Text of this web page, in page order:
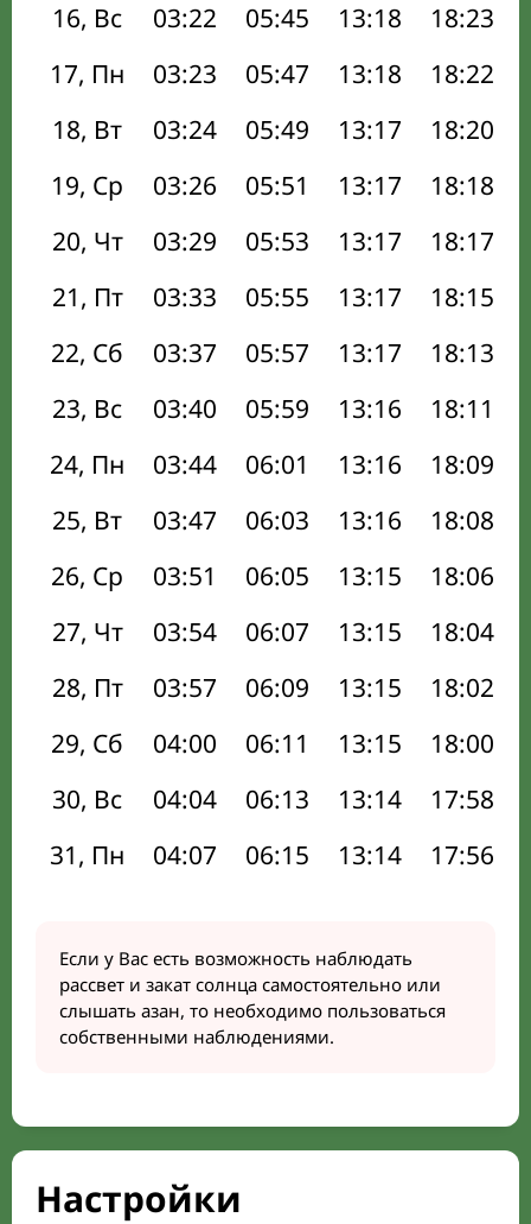
16, Вс
03:22 05:45 13:18 18:23
17, Пн
03:23 05:47 13:18 18:22
18, Вт
03:24 05:49 13:17 18:20
19, Ср
03:26 05:51 13:17 18:18
20, Чт
03:29 05:53 13:17 18:17
21, Пт
03:33 05:55 13:17 18:15
22, Сб
03:37 05:57 13:17 18:13
23, Вс
03:40 05:59 13:16 18:11
24, Пн
03:44 06:01 13:16 18:09
25, Вт
03:47 06:03 13:16 18:08
26, Ср
03:51 06:05 13:15 18:06
27, Чт
03:54 06:07 13:15 18:04
28, Пт
03:57 06:09 13:15 18:02
29, Сб
04:00 06:11 13:15 18:00
30, Вс
04:04 06:13 13:14 17:58
31, Пн
04:07 06:15 13:14 17:56
Если у Вас есть возможность наблюдать
рассвет и закат солнца самостоятельно или
слышать азан, то необходимо пользоваться
собственными наблюдениями.
Настройки